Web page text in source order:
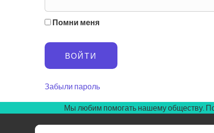
Помни меня
Забыли пароль
Мы любим помогать нашему обществу.